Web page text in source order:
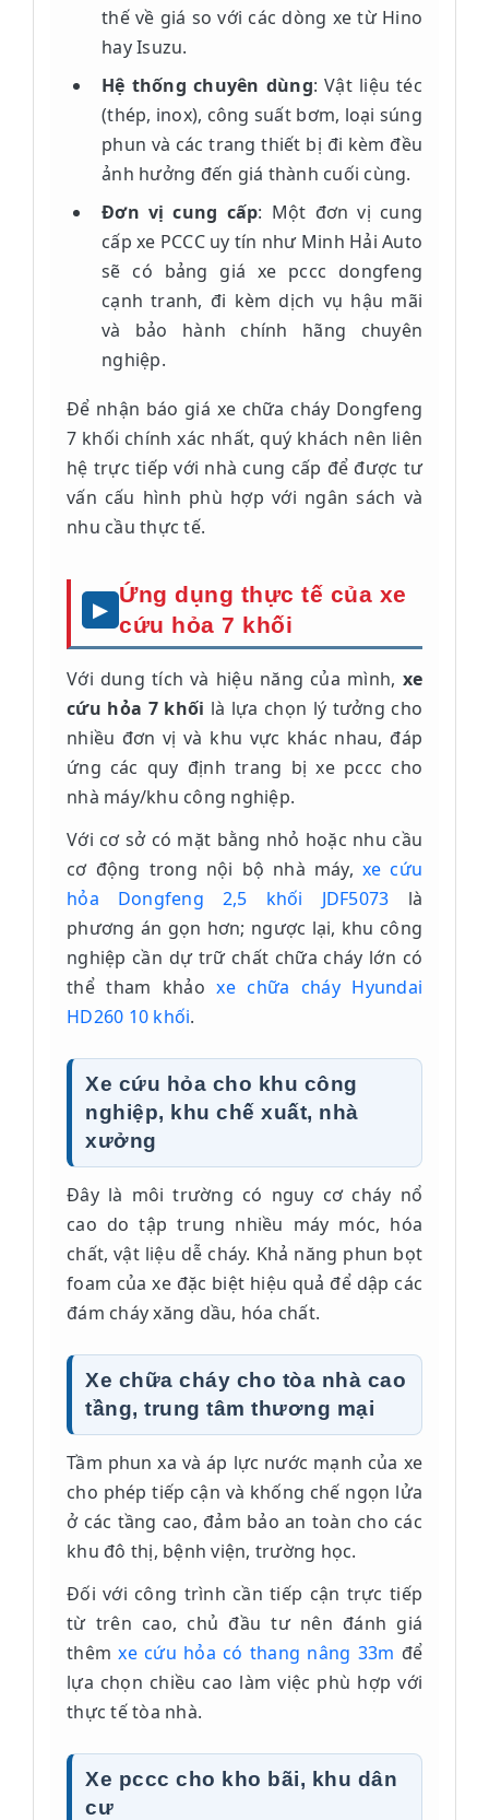
thế về giá so với các dòng xe từ Hino
hay Isuzu.
Hệ thống chuyên dùng: Vật liệu téc
(thép, inox), công suất bơm, loại súng
phun và các trang thiết bị đi kèm đều
ảnh hưởng đến giá thành cuối cùng.
Đơn vị cung cấp: Một đơn vị cung
cấp xe PCCC uy tín như Minh Hải Auto
sẽ có bảng giá xe pccc dongfeng
cạnh tranh, đi kèm dịch vụ hậu mãi
và bảo hành chính hãng chuyên
nghiệp.
Để nhận báo giá xe chữa cháy Dongfeng
7 khối chính xác nhất, quý khách nên liên
hệ trực tiếp với nhà cung cấp để được tư
vấn cấu hình phù hợp với ngân sách và
nhu cầu thực tế.
Ứng dụng thực tế của xe
cứu hỏa 7 khối
Với dung tích và hiệu năng của mình, xe
cứu hỏa 7 khối là lựa chọn lý tưởng cho
nhiều đơn vị và khu vực khác nhau, đáp
ứng các quy định trang bị xe pccc cho
nhà máy/khu công nghiệp.
Với cơ sở có mặt bằng nhỏ hoặc nhu cầu
cơ động trong nội bộ nhà máy, xe cứu
hỏa Dongfeng 2,5 khối JDF5073 là
phương án gọn hơn; ngược lại, khu công
nghiệp cần dự trữ chất chữa cháy lớn có
thể tham khảoxe chữa cháy Hyundai
HD260 10 khối.
Xe cứu hỏa cho khu công
nghiệp, khu chế xuất, nhà
xưởng
Đây là môi trường có nguy cơ cháy nổ
cao do tập trung nhiều máy móc, hóa
chất, vật liệu dễ cháy. Khả năng phun bọt
foam của xe đặc biệt hiệu quả để dập các
đám cháy xăng dầu, hóa chất.
Xe chữa cháy cho tòa nhà cao
tầng, trung tâm thương mại
Tầm phun xa và áp lực nước mạnh của xe
cho phép tiếp cận và khống chế ngọn lửa
ở các tầng cao, đảm bảo an toàn cho các
khu đô thị, bệnh viện, trường học.
Đối với công trình cần tiếp cận trực tiếp
từ trên cao, chủ đầu tư nên đánh giá
thêmxe cứu hỏa có thang nâng 33m để
lựa chọn chiều cao làm việc phù hợp với
thực tế tòa nhà.
Xe pccc cho kho bãi, khu dân
cư